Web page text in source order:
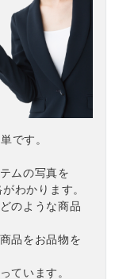
です。
ムの写真を
わかります。
のような商品
品をお品物を
ています。